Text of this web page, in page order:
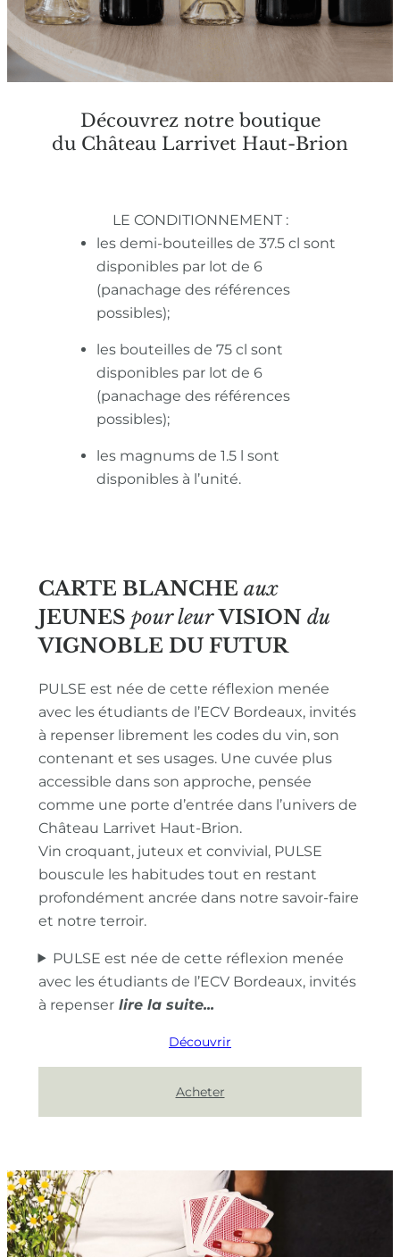
Découvrez notre boutique
du Château Larrivet Haut-Brion
LE CONDITIONNEMENT :
les demi-bouteilles de 37.5 cl sont
disponibles par lot de 6
(panachage des références
possibles);
les bouteilles de 75 cl sont
disponibles par lot de 6
(panachage des références
possibles);
les magnums de 1.5 l sont
disponibles à l’unité.
CARTE BLANCHE aux
JEUNES pour leur VISION du
VIGNOBLE DU FUTUR
PULSE est née de cette réflexion menée
avec les étudiants de l’ECV Bordeaux, invités
à repenser librement les codes du vin, son
contenant et ses usages. Une cuvée plus
accessible dans son approche, pensée
comme une porte d’entrée dans l’univers de
Château Larrivet Haut-Brion.
Vin croquant, juteux et convivial, PULSE
bouscule les habitudes tout en restant
profondément ancrée dans notre savoir-faire
et notre terroir.
PULSE est née de cette réflexion menée
avec les étudiants de l’ECV Bordeaux, invités
à repenser
Découvrir
Acheter